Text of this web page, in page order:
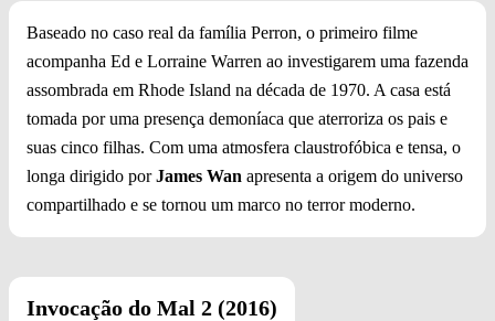
Baseado no caso real da família Perron, o primeiro filme
acompanha Ed e Lorraine Warren ao investigarem uma fazenda
assombrada em Rhode Island na década de 1970. A casa está
tomada por uma presença demoníaca que aterroriza os pais e
suas cinco filhas. Com uma atmosfera claustrofóbica e tensa, o
longa dirigido porJames Wan apresenta a origem do universo
compartilhado e se tornou um marco no terror moderno.
Invocação do Mal 2 (2016)